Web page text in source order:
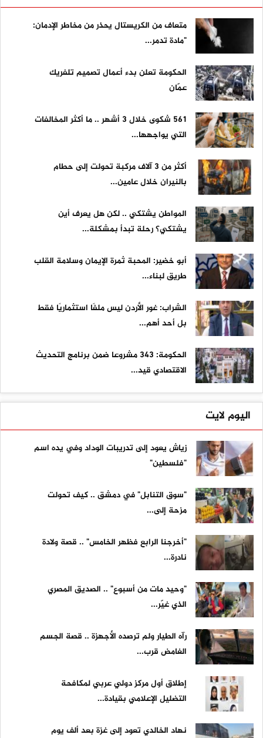
متعاف من الكريستال يحذر من مخاطر الإدمان:
"مادة تدمر...
الحكومة تعلن بدء أعمال تصميم تلفريك
عمّان
561 شكوى خلال 3 أشهر .. ما أكثر المخالفات
التي يواجهها...
أكثر من 3 آلاف مركبة تحولت إلى حطام
بالنيران خلال عامين...
المواطن يشتكي .. لكن هل يعرف أين
يشتكي؟ رحلة تبدأ بمشكلة...
أبو خضير: المحبة ثمرة الإيمان وسلامة القلب
طريق لبناء...
الشراب: غور الأردن ليس ملفًا استثماريًا فقط
بل أحد أهم...
الحكومة: 343 مشروعا ضمن برنامج التحديث
الاقتصادي قيد...
اليوم لايت
زياش يعود إلى تدريبات الوداد وفي يده اسم
"فلسطين"
"سوق التنابل" في دمشق .. كيف تحولت
مزحة إلى...
"أخرجنا الرابع فظهر الخامس" .. قصة ولادة
نادرة...
"وحيد مات من أسبوع" .. الصديق المصري
الذي غيّر...
رآه الطيار ولم ترصده الأجهزة .. قصة الجسم
الغامض قرب...
إطلاق أول مركز دولي عربي لمكافحة
التضليل الإعلامي بقيادة...
نهاد الخالدي تعود إلى غزة بعد ألف يوم